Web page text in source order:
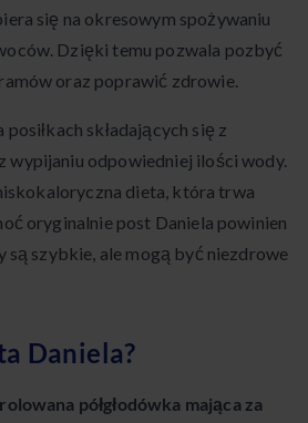
się na okresowym spożywaniu
Dzięki temu pozwala pozbyć
oraz poprawić zdrowie.
składających się z
wypijaniu odpowiedniej ilości wody.
dieta, która trwa
oryginalnie post Daniela powinien
są szybkie, ale mogą być niezdrowe
Daniela?
półgłodówka mająca za